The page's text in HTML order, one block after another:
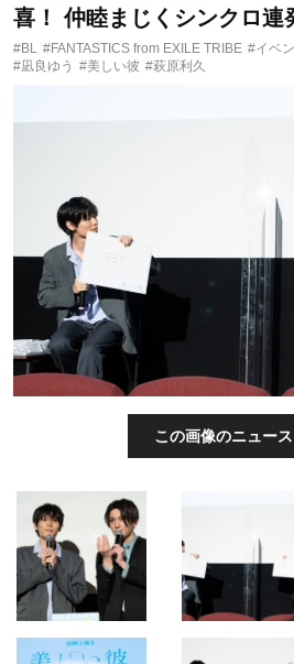
喜！ 仲睦まじくシンクロ連
#BL #FANTASTICS from EXILE TRIBE #イベ
#凪良ゆう #美しい彼 #萩原利久
この画像のニュー